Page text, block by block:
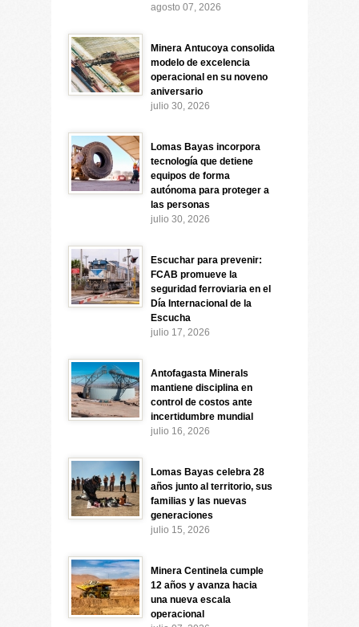
agosto 07, 2026
Minera Antucoya consolida
modelo de excelencia
operacional en su noveno
aniversario
julio 30, 2026
Lomas Bayas incorpora
tecnología que detiene
equipos de forma
autónoma para proteger a
las personas
julio 30, 2026
Escuchar para prevenir:
FCAB promueve la
seguridad ferroviaria en el
Día Internacional de la
Escucha
julio 17, 2026
Antofagasta Minerals
mantiene disciplina en
control de costos ante
incertidumbre mundial
julio 16, 2026
Lomas Bayas celebra 28
años junto al territorio, sus
familias y las nuevas
generaciones
julio 15, 2026
Minera Centinela cumple
12 años y avanza hacia
una nueva escala
operacional